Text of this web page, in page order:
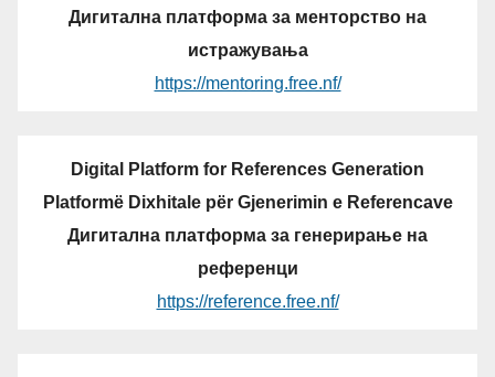
Дигитална платформа за менторство на
истражувања
https://mentoring.free.nf/
Digital Platform for References Generation
Platformë Dixhitale për Gjenerimin e Referencave
Дигитална платформа за генерирање на
референци
https://reference.free.nf/